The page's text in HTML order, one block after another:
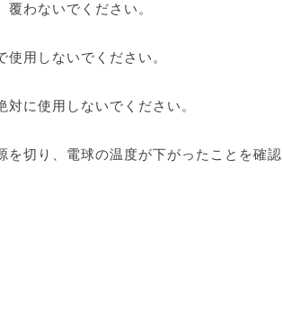
わないでください。
用しないでください。
に使用しないでください。
切り、電球の温度が下がったことを確